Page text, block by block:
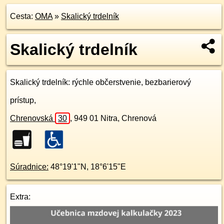
Cesta: OMA» Skalický trdelník
Skalický trdelník
Skalický trdelník: rýchle občerstvenie, bezbarierový
prístup,
Chrenovská 30 , 949 01 Nitra, Chrenová
Súradnice: 48°19'1"N , 18°6'15"E
Extra: